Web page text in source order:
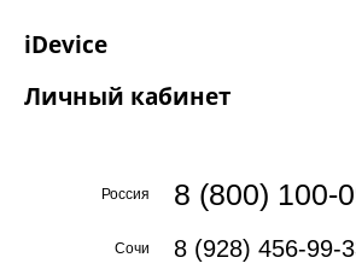
iDevice
Личный кабинет
Россия 8 (800) 100-
Сочи 8 (928) 456-99-